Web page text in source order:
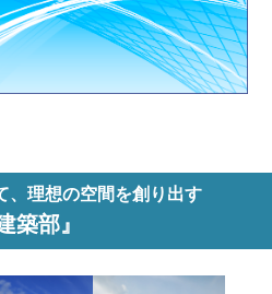
、理想の空間を創り出す
築部』